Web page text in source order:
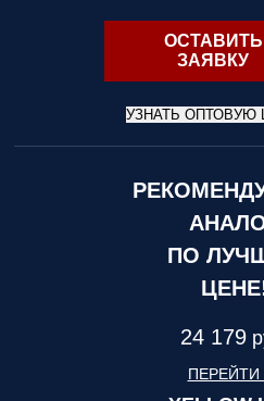
ОСТАВИТЬ
ЗАЯВКУ
УЗНАТЬ ОПТОВУЮ
ПО
24 179
ПЕРЕЙТИ